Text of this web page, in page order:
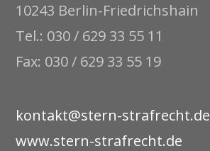
10243 Berlin-Friedrichshain
Tel.: 030 / 629 33 55 11
Fax: 030 / 629 33 55 19
kontakt@stern-strafrecht.de
www.stern-strafrecht.de